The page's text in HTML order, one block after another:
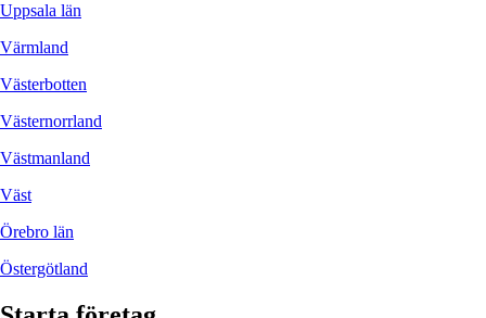
Uppsala län
Värmland
Västerbotten
Västernorrland
Västmanland
Väst
Örebro län
Östergötland